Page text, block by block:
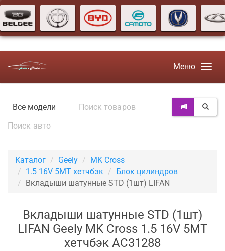
Меню
Каталог Geely
MK Cross
1.5 16V 5MT хетчбэк
Блок цилиндров
Вкладыши шатунные STD (1шт) LIFAN
Вкладыши шатунные STD (1шт)
LIFAN Geely MK Cross 1.5 16V 5MT
хетчбэк AC31288